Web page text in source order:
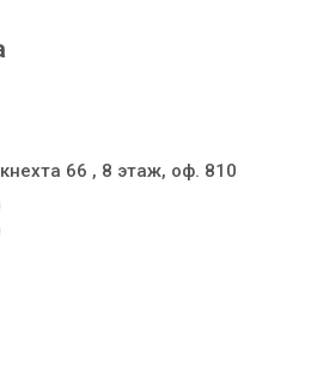
66 , 8 этаж, оф. 810